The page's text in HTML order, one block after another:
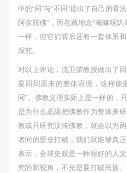
中的“同”与“不同”提出了自己的看
阿弥陀佛”，而在藏地念“唵嘛呢
一样，但它们背后还有一套体系
深究。
对以上评论，沈卫荣教授做出了
要回到原来的整体语境，这样能
同”。佛教义理实际上是一样的，
是为什么必须把佛教作为整体来
教或只研究汉传佛教，就会以为
者间的壁垒打破，我们就能够真
表示，全球史观是一种很好的人
究的新视角，不光是要打破民族